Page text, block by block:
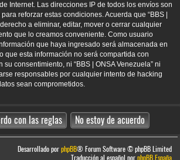
Internet. Las direcciones IP de todos los envíos son
reforzar estas condiciones. Acuerda que “BBS |
a eliminar, editar, mover o cerrar cualquier
que lo creamos conveniente. Como usuario
que haya ingresado será almacenada en
que esta información no será compartida con
consentimiento, ni “BBS | ONSA Venezuela” ni
responsables por cualquier intento de hacking
sean comprometidos.
Desarrollado porphpBB® Forum Software © phpBB Limited
Traducción al español porphpBB España